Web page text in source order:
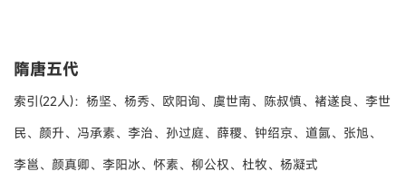
隋唐五代
索引(22人)：杨坚、杨秀、欧阳询、虞世南、陈叔慎、褚遂良、李世
民、颜升、冯承素、李治、孙过庭、薛稷、钟绍京、道氤、张旭、
李邕、颜真卿、李阳冰、怀素、柳公权、杜牧、杨凝式